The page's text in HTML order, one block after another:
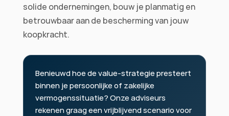
solide ondernemingen, bouw je planmatig en
betrouwbaar aan de bescherming van jouw
koopkracht.
Benieuwd hoe de value-strategie presteert
binnen je persoonlijke of zakelijke
vermogenssituatie? Onze adviseurs
rekenen graag een vrijblijvend scenario voor